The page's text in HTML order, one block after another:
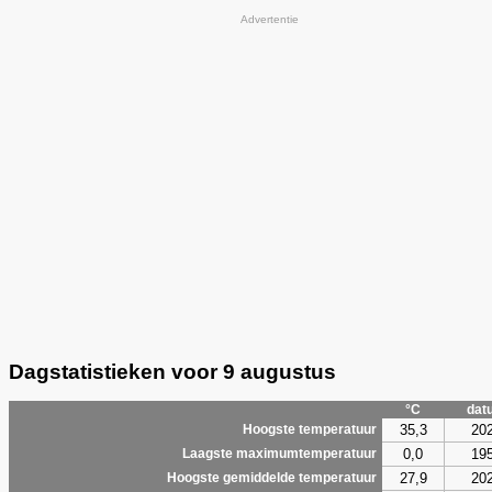
Advertentie
Dagstatistieken voor 9 augustus
°C
Hoogste temperatuur
35,3
Laagste maximumtemperatuur 0,0
Hoogste gemiddelde temperatuur 27,9